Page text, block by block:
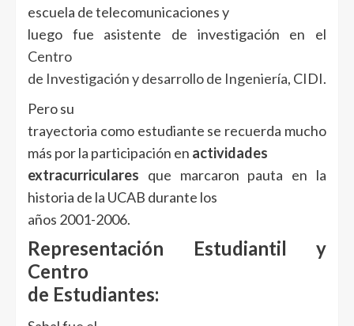
escuela de telecomunicaciones y
luego fue asistente de investigación en el
Centro
de Investigación y desarrollo de Ingeniería, CIDI.
Pero su
trayectoria como estudiante se recuerda mucho
más por la participación en actividades
extracurriculares que marcaron pauta en la
historia de la UCAB durante los
años 2001-2006.
Representación Estudiantil y
Centro
de Estudiantes: